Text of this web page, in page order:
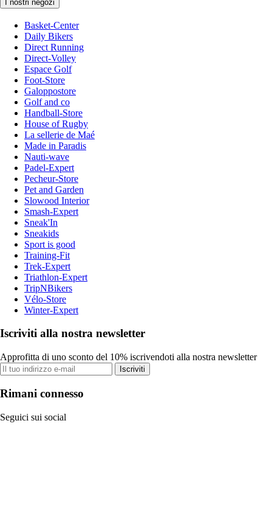
I nostri negozi
Basket-Center
Daily Bikers
Direct Running
Direct-Volley
Espace Golf
Foot-Store
Galoppostore
Golf and co
Handball-Store
House of Rugby
La sellerie de Maé
Made in Paradis
Nauti-wave
Padel-Expert
Pecheur-Store
Pet and Garden
Slowood Interior
Smash-Expert
Sneak'In
Sneakids
Sport is good
Training-Fit
Trek-Expert
Triathlon-Expert
TripNBikers
Vélo-Store
Winter-Expert
Iscriviti alla nostra newsletter
Approfitta di uno sconto del 10% iscrivendoti alla nostra newsletter
Iscriviti
Rimani connesso
Seguici sui social